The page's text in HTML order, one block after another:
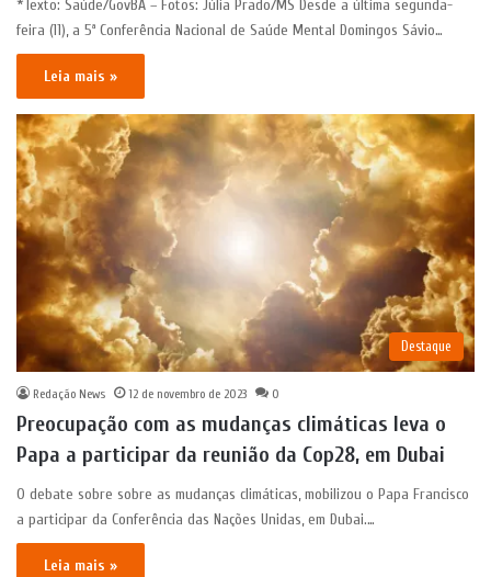
*Texto: Saúde/GovBA – Fotos: Júlia Prado/MS Desde a última segunda-
feira (11), a 5ª Conferência Nacional de Saúde Mental Domingos Sávio…
Leia mais »
Destaque
Redação News 12 de novembro de 2023 0
Preocupação com as mudanças climáticas leva o
Papa a participar da reunião da Cop28, em Dubai
O debate sobre sobre as mudanças climáticas, mobilizou o Papa Francisco
a participar da Conferência das Nações Unidas, em Dubai.…
Leia mais »